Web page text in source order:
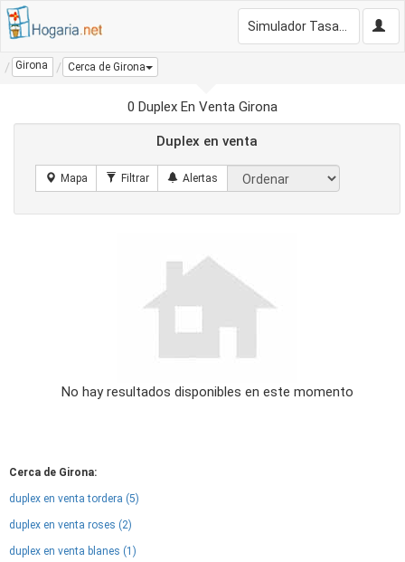
Girona Cerca de Girona
0 Duplex En Venta Girona
Duplex en venta
No hay resultados disponibles en este momento
Cerca de Girona:
duplex en venta tordera (5)
duplex en venta roses (2)
duplex en venta blanes (1)